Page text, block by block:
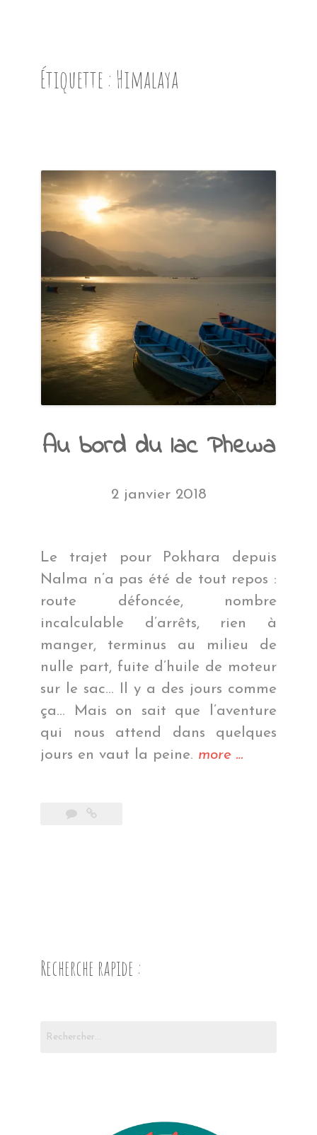
PRÉSENTATION
EN IMAGES
NOS BONNES ADRESSES
Étiquette : Himalaya
Au bord du lac Phewa
2 janvier 2018
Le trajet pour Pokhara depuis
Nalma n’a pas été de tout repos :
route défoncée, nombre
incalculable d’arrêts, rien à
manger, terminus au milieu de
nulle part, fuite d’huile de moteur
sur le sac… Il y a des jours comme
ça… Mais on sait que l’aventure
qui nous attend dans quelques
jours en vaut la peine. more « Au
…
Recherche rapide :